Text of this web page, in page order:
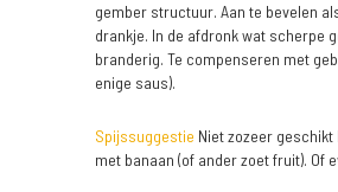
gember structuur. Aan te bevelen
drankje. In de afdronk wat scherpe
branderig. Te compenseren met
enige saus).
Spijssuggestie Niet zozeer
met banaan (of ander zoet fruit). Of